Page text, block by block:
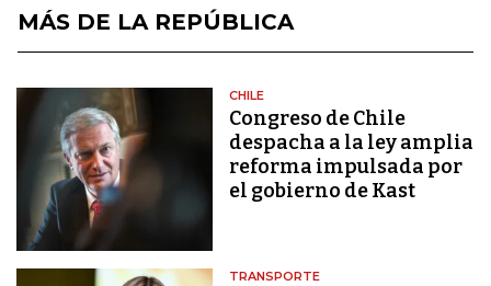
MÁS DE LA REPÚBLICA
CHILE
Congreso de Chile
despacha a la ley amplia
reforma impulsada por
el gobierno de Kast
TRANSPORTE